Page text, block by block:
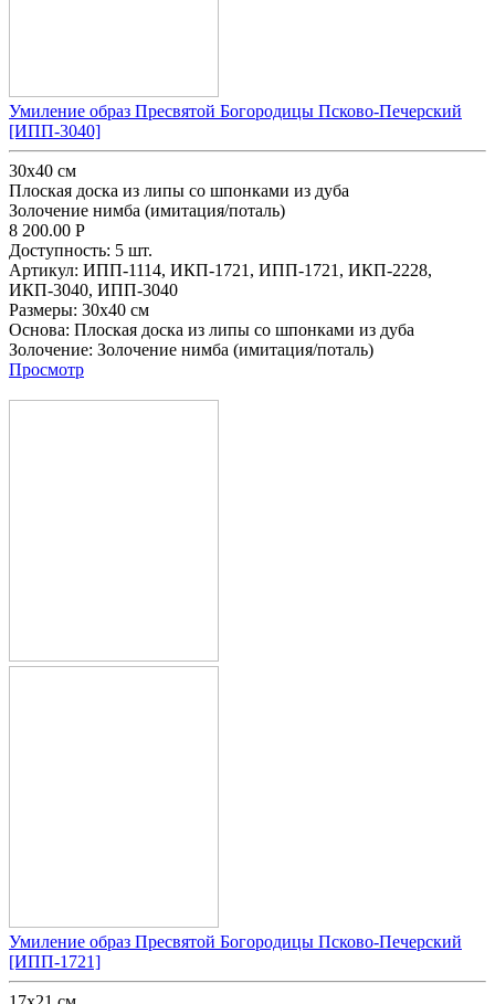
Умиление образ Пресвятой Богородицы Псково-Печерский
[ИПП-3040]
30x40 см
Плоская доска из липы со шпонками из дуба
Золочение нимба (имитация/поталь)
8 200.00 Р
Доступность: 5 шт.
Артикул: ИПП-1114, ИКП-1721, ИПП-1721, ИКП-2228,
ИКП-3040, ИПП-3040
Размеры: 30x40 см
Основа: Плоская доска из липы со шпонками из дуба
Золочение: Золочение нимба (имитация/поталь)
Просмотр
Умиление образ Пресвятой Богородицы Псково-Печерский
[ИПП-1721]